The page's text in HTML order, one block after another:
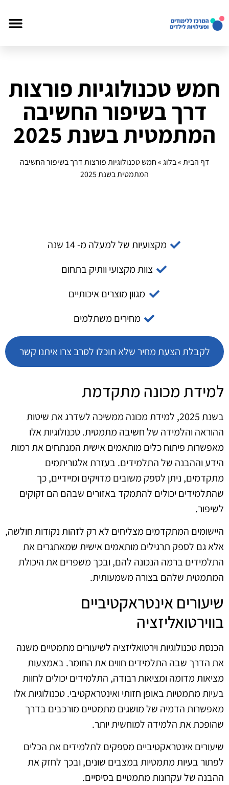
חמש טכנולוגיות פורצות
דרך בשיפור החשיבה
המתמטית בשנת 2025
דף הבית»בלוג»חמש טכנולוגיות פורצות דרך בשיפור החשיבה
המתמטית בשנת 2025
מקצועיות של למעלה מ- 14 שנה
צוות מקצועי וותיק בתחום
מגוון מוצרים איכותיים
מחירים משתלמים
לקבלת הצעת מחיר שלא תוכלו לסרב צרו איתנו קשר
למידת מכונה מתקדמת
בשנת 2025, למידת מכונה ממשיכה לשדרג את שיטות
ההוראה והלמידה של חשיבה מתמטית. טכנולוגיות אלו
מאפשרות פיתוח כלים מותאמים אישית המנתחים את רמות
הידע וההבנה של התלמידים. בעזרת אלגוריתמים
מתקדמים, ניתן לספק משובים מדויקים ומיידיים, כך
שהתלמידים יכולים להתמקד באזורים שבהם הם זקוקים
לשיפור.
היישומים המתקדמים מצליחים לא רק לזהות נקודות חולשה,
אלא גם לספק תרגילים מותאמים אישית שמאתגרים את
התלמידים ברמה הנכונה להם, ובכך משפרים את היכולת
המתמטית שלהם בצורה משמעותית.
שיעורים אינטראקטיביים
בווירטואליזציה
הכנסת טכנולוגיות וירטואליזציה לשיעורים מתמטיים משנה
את הדרך שבה התלמידים חווים את החומר. באמצעות
מציאות מדומה ומציאות רבודה, התלמידים יכולים לחוות
בעיות מתמטיות באופן חזותי ואינטראקטיבי. טכנולוגיות אלו
מאפשרות הדמיה של מושגים מתמטיים מורכבים בדרך
שהופכת את הלמידה למוחשית יותר.
שיעורים אינטראקטיביים מספקים לתלמידים את הכלים
לפתור בעיות מתמטיות במצבים שונים, ובכך לחזק את
ההבנה של עקרונות מתמטיים בסיסיים.